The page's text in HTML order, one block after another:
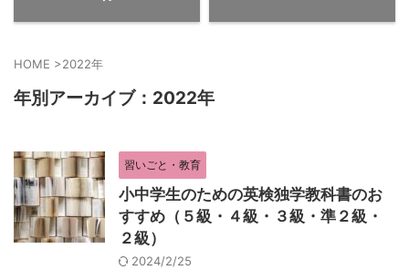
HOME >2022年
年別アーカイブ：2022年
習いごと・教育
小中学生のための英検独学教科書のお
すすめ（５級・４級・３級・準２級・
２級）
2024/2/25